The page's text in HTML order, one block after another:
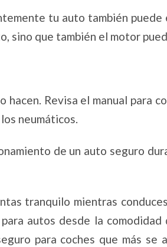
tu auto también puede
sino que también el motor
hacen. Revisa el manual para
neumáticos.
de un auto seguro
tranquilo mientras
autos desde la comodidad
para coches que más se